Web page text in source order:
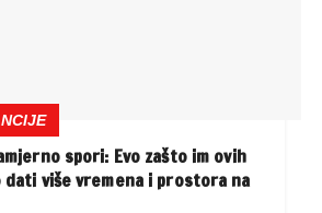
spori: Evo zašto im ovih
više vremena i prostora na